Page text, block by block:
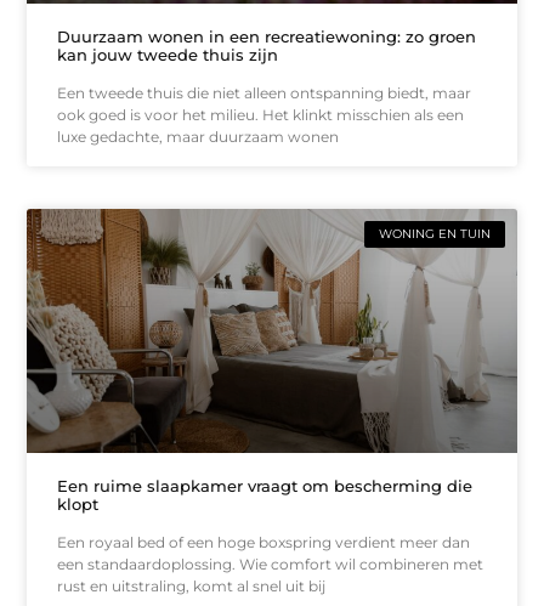
Duurzaam wonen in een recreatiewoning: zo groen
kan jouw tweede thuis zijn
Een tweede thuis die niet alleen ontspanning biedt, maar
ook goed is voor het milieu. Het klinkt misschien als een
luxe gedachte, maar duurzaam wonen
WONING EN TUIN
Een ruime slaapkamer vraagt om bescherming die
klopt
Een royaal bed of een hoge boxspring verdient meer dan
een standaardoplossing. Wie comfort wil combineren met
rust en uitstraling, komt al snel uit bij